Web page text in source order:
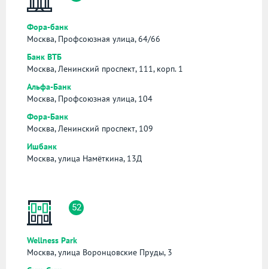
Фора-банк
Москва, Профсоюзная улица, 64/66
Банк ВТБ
Москва, Ленинский проспект, 111, корп. 1
Альфа-Банк
Москва, Профсоюзная улица, 104
Фора-Банк
Москва, Ленинский проспект, 109
Ишбанк
Москва, улица Намёткина, 13Д
52
Wellness Park
Москва, улица Воронцовские Пруды, 3